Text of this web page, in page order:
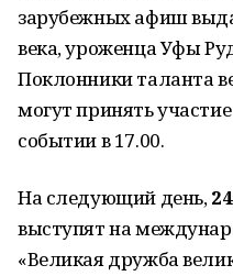
зарубежных афиш
века, уроженца Уфы
Поклонники таланта
могут принять
событии в 17.00.
На следующий день,
выступят на
«Великая дружба